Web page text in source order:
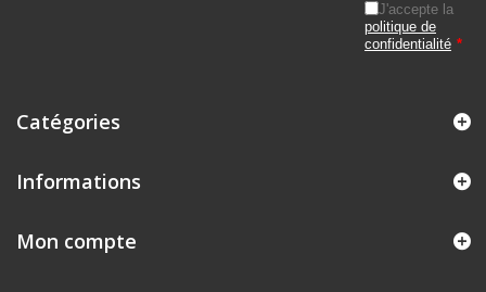
J'accepte la
politique de
confidentialité *
Catégories
Informations
Mon compte